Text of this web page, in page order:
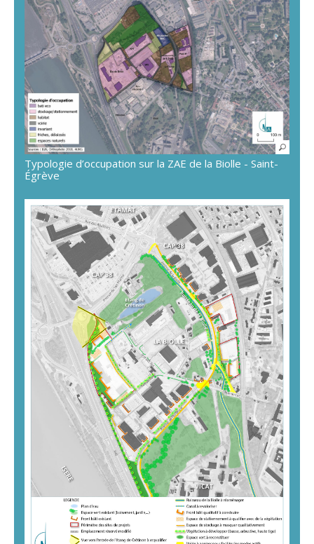
Typologie d’occupation sur la ZAE de la Biolle - Saint-
Égrève